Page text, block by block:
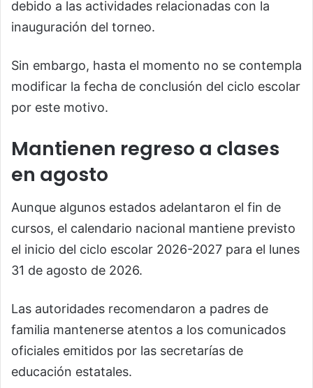
debido a las actividades relacionadas con la
inauguración del torneo.
Sin embargo, hasta el momento no se contempla
modificar la fecha de conclusión del ciclo escolar
por este motivo.
Mantienen regreso a clases
en agosto
Aunque algunos estados adelantaron el fin de
cursos, el calendario nacional mantiene previsto
el inicio del ciclo escolar 2026-2027 para el lunes
31 de agosto de 2026.
Las autoridades recomendaron a padres de
familia mantenerse atentos a los comunicados
oficiales emitidos por las secretarías de
educación estatales.